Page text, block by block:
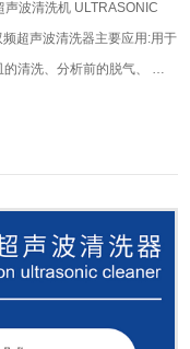
波清洗机 ULTRASONIC
超声波清洗器主要应用:用于
清洗、分析前的脱气、 药